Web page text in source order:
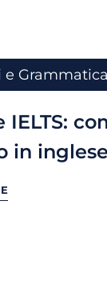
e Grammatica
IELTS:
in